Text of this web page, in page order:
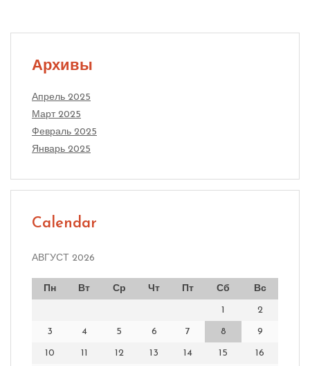
Архивы
Апрель 2025
Март 2025
Февраль 2025
Январь 2025
Calendar
АВГУСТ 2026
Пн Вт Ср Чт Пт Сб Вс
1 2
3 4 5 6 7 8 9
10 11 12 13 14 15 16